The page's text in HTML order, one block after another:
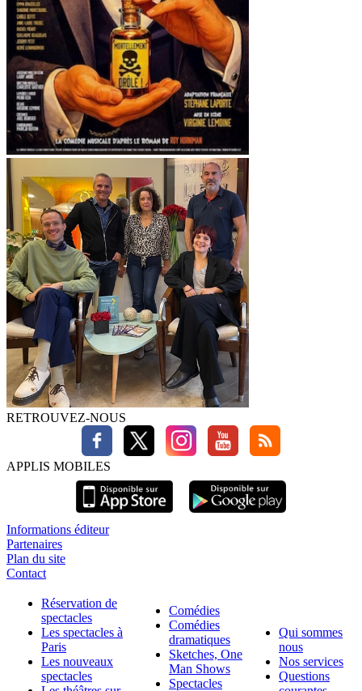
RETROUVEZ-NOUS
APPLIS MOBILES
Informations éditeur
Partenaires
Plan du site
Contact
Réservation de
spectacles
Les spectacles à
Paris
Les nouveaux
spectacles
Comédies
Comédies
dramatiques
Sketches, One
Man Shows
Spectacles
Qui sommes
nous
Nos services
Questions